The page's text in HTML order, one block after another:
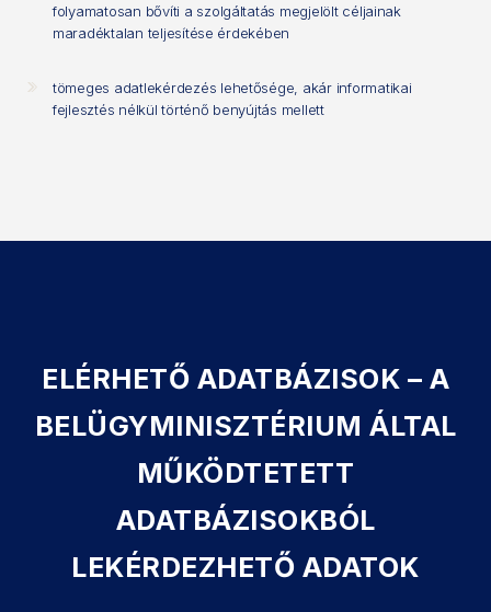
folyamatosan bővíti a szolgáltatás megjelölt céljainak
maradéktalan teljesítése érdekében
tömeges adatlekérdezés lehetősége, akár informatikai
fejlesztés nélkül történő benyújtás mellett
ELÉRHETŐ ADATBÁZISOK – A
BELÜGYMINISZTÉRIUM ÁLTAL
MŰKÖDTETETT
ADATBÁZISOKBÓL
LEKÉRDEZHETŐ ADATOK